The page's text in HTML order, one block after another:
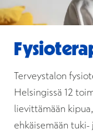
Terveystalon
Helsingissä 12
lievittämään
ehkäisemään